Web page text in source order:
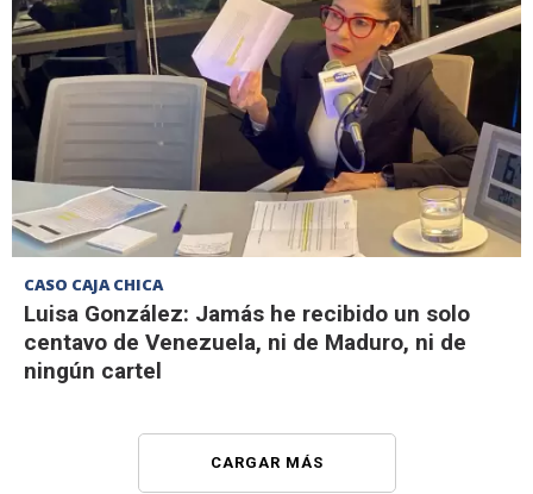
CASO CAJA CHICA
Luisa González: Jamás he recibido un solo
centavo de Venezuela, ni de Maduro, ni de
ningún cartel
CARGAR MÁS